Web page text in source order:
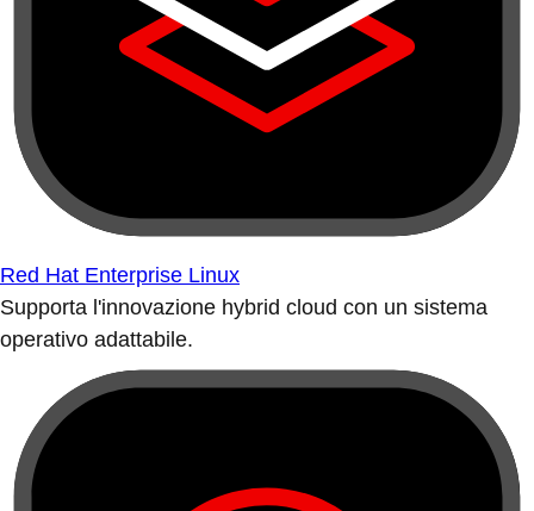
Red Hat Enterprise Linux
Supporta l'innovazione hybrid cloud con un sistema
operativo adattabile.